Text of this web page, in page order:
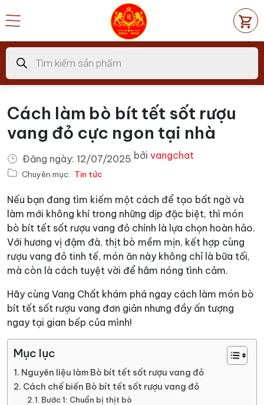
đến
dung
Tìm
kiếm
sản
phẩm
Cách làm bò bít tết sốt rượu
vang đỏ cực ngon tại nhà
Đăng ngày: 12/07/2025 bởi vangchat
Chuyên mục: Tin tức
Nếu bạn đang tìm kiếm một cách để tạo bất ngờ và
làm mới không khí trong những dịp đặc biệt, thì món
bò bít tết sốt rượu vang đỏ chính là lựa chọn hoàn hảo.
Với hương vị đậm đà, thịt bò mềm mịn, kết hợp cùng
rượu vang đỏ tinh tế, món ăn này không chỉ là bữa tối,
mà còn là cách tuyệt vời để hâm nóng tình cảm.
Hãy cùng Vang Chất khám phá ngay cách làm món bò
bít tết sốt rượu vang đơn giản nhưng đầy ấn tượng
ngay tại gian bếp của mình!
Mục lục
Nguyên liệu làm Bò bít tết sốt rượu vang đỏ
Cách chế biến Bò bít tết sốt rượu vang đỏ
Bước 1: Chuẩn bị thịt bò